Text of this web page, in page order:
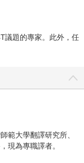
議題的專家。此外，任
範大學翻譯研究所、
現為專職譯者。